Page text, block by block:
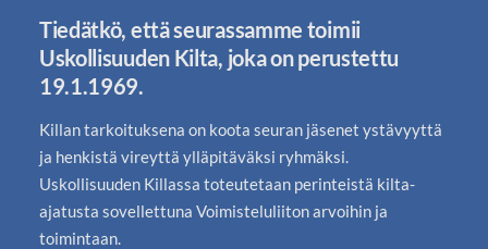
Tiedätkö, että seurassamme toimii
Uskollisuuden Kilta, joka on perustettu
19.1.1969.
Killan tarkoituksena on koota seuran jäsenet ystävyyttä
ja henkistä vireyttä ylläpitäväksi ryhmäksi.
Uskollisuuden Killassa toteutetaan perinteistä kilta-
ajatusta sovellettuna Voimisteluliiton arvoihin ja
toimintaan.